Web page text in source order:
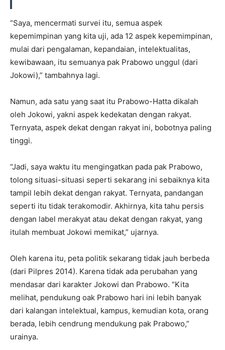
“Saya, mencermati survei itu, semua aspek
kepemimpinan yang kita uji, ada 12 aspek kepemimpinan,
mulai dari pengalaman, kepandaian, intelektualitas,
kewibawaan, itu semuanya pak Prabowo unggul (dari
Jokowi),” tambahnya lagi.
Namun, ada satu yang saat itu Prabowo-Hatta dikalah
oleh Jokowi, yakni aspek kedekatan dengan rakyat.
Ternyata, aspek dekat dengan rakyat ini, bobotnya paling
tinggi.
“Jadi, saya waktu itu mengingatkan pada pak Prabowo,
tolong situasi-situasi seperti sekarang ini sebaiknya kita
tampil lebih dekat dengan rakyat. Ternyata, pandangan
seperti itu tidak terakomodir. Akhirnya, kita tahu persis
dengan label merakyat atau dekat dengan rakyat, yang
itulah membuat Jokowi memikat,” ujarnya.
Oleh karena itu, peta politik sekarang tidak jauh berbeda
(dari Pilpres 2014). Karena tidak ada perubahan yang
mendasar dari karakter Jokowi dan Prabowo. “Kita
melihat, pendukung oak Prabowo hari ini lebih banyak
dari kalangan intelektual, kampus, kemudian kota, orang
berada, lebih cendrung mendukung pak Prabowo,”
urainya.